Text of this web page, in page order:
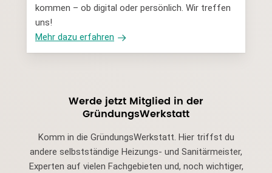
kommen – ob digital oder persönlich. Wir treffen
uns!
Mehr dazu erfahren
Werde jetzt Mitglied in der
GründungsWerkstatt
Komm in die GründungsWerkstatt. Hier triffst du
andere selbstständige Heizungs- und Sanitärmeister,
Experten auf vielen Fachgebieten und, noch wichtiger,